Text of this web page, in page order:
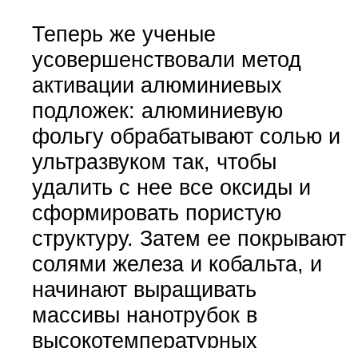
Теперь же ученые
усовершенствовали метод
активации алюминиевых
подложек: алюминиевую
фольгу обрабатывают солью и
ультразвуком так, чтобы
удалить с нее все оксиды и
сформировать пористую
структуру. Затем ее покрывают
солями железа и кобальта, и
начинают выращивать
массивы нанотрубок в
высокотемпературных